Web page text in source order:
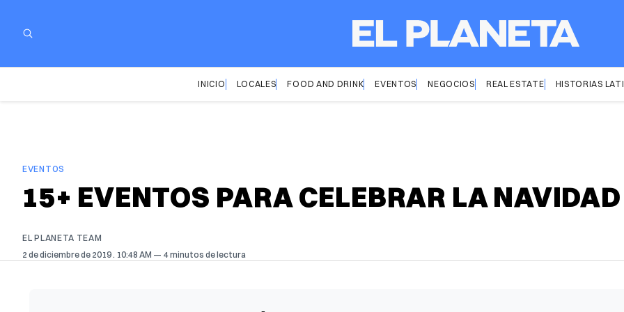
INICIO LOCALES FOOD AND DRINK EVENTOS NEGOCIOS REAL ESTATE HISTORIAS
EVENTOS
15+ EVENTOS PARA CELEBRAR LA
EL PLANETA TEAM
2 de diciembre de 2019 . 10:48 AM 4 minutos de lectura